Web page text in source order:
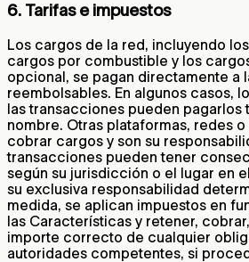
6. Tarifas e impuestos
Los cargos de la red, incluyendo
cargos por combustible y los
opcional, se pagan directamente a
reembolsables. En algunos casos,
las transacciones pueden pagarlos
nombre. Otras plataformas, redes
cobrar cargos y son su
transacciones pueden tener
según su jurisdicción o el lugar en
su exclusiva responsabilidad
medida, se aplican impuestos en
las Características y retener,
importe correcto de cualquier
autoridades competentes, si